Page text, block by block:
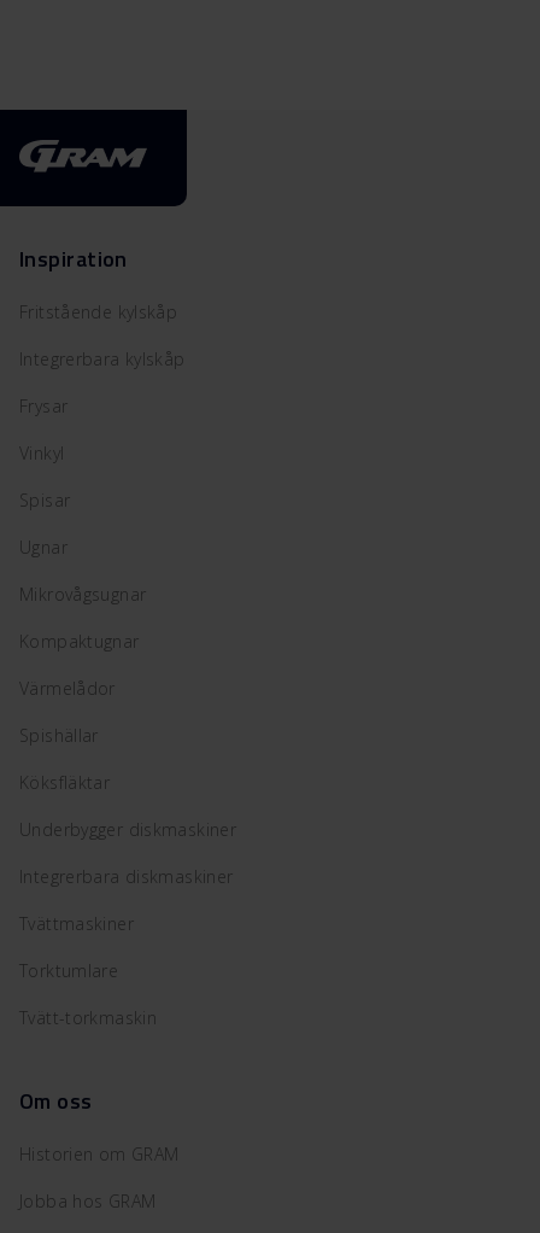
Inspiration
Fritstående kylskåp
Integrerbara kylskåp
Frysar
Vinkyl
Spisar
Ugnar
Mikrovågsugnar
Kompaktugnar
Värmelådor
Spishällar
Köksfläktar
Underbygger diskmaskiner
Integrerbara diskmaskiner
Tvättmaskiner
Torktumlare
Tvätt-torkmaskin
Om oss
Historien om GRAM
Jobba hos GRAM